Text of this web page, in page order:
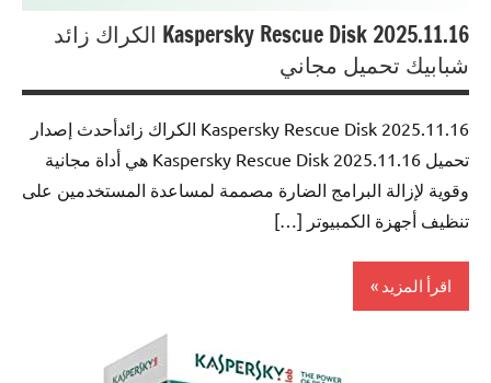
Kaspersky Rescue Disk 2025.11.16 الكراك زائد
شبابيك تحميل مجاني
Kaspersky Rescue Disk 2025.11.16 الكراك زائدأحدث إصدار
تحميل Kaspersky Rescue Disk 2025.11.16 هي أداة مجانية
وقوية لإزالة البرامج الضارة مصممة لمساعدة المستخدمين على
تنظيف أجهزة الكمبيوتر […]
اقرأ المزيد